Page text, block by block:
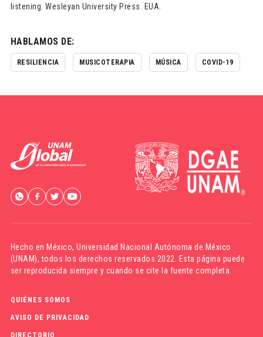
listening. Wesleyan University Press. EUA.
HABLAMOS DE:
RESILIENCIA MUSICOTERAPIA MÚSICA COVID-19
Hecho en México,Universidad Nacional Autónoma de México
(UNAM), todos los derechos reservados 2022. Esta página puede
ser reproducida siempre y cuando se cite la fuente completa.
QUIÉNES SOMOS
AVISO DE PRIVACIDAD
DIRECTORIO